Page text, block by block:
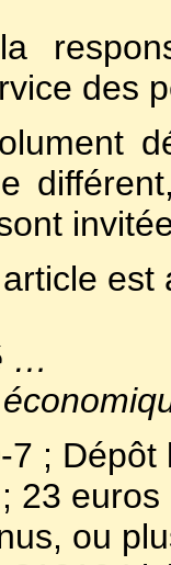
des
…
7 ;
23
ou